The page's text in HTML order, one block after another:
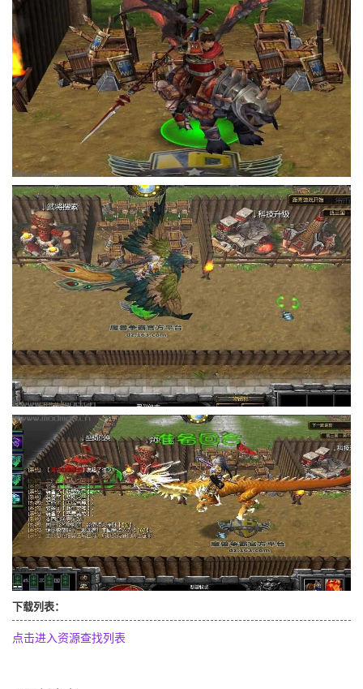
下载列表：
点击进入资源查找列表